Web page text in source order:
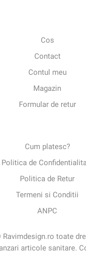
Cos
Contact
Contul meu
Magazin
Formular de retur
Cum platesc?
Politica de
Politica de Retur
Termeni si Conditii
ANPC
toate
articole sanitare.